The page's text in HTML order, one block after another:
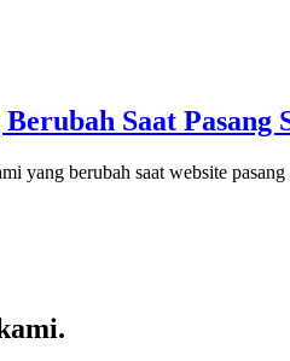
Saat Pasang
yang berubah saat website